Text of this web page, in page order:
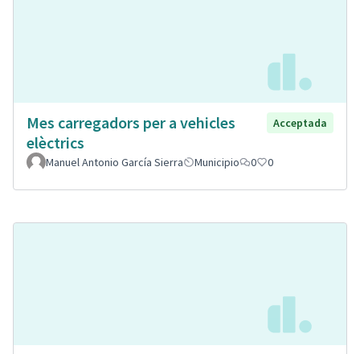
Mes carregadors per a vehicles
elèctrics
Acceptada
Manuel Antonio García Sierra Municipio 0 0